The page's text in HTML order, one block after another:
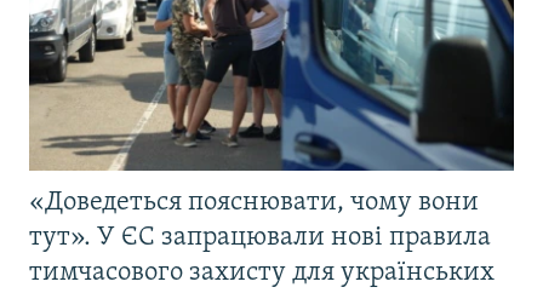
«Доведеться пояснювати, чому вони
тут». У ЄС запрацювали нові правила
тимчасового захисту для українських